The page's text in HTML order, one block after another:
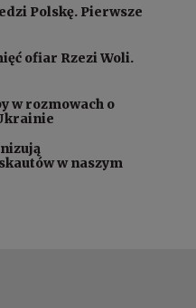
Polskę. Pierwsze
ofiar Rzezi Woli.
w rozmowach o
w naszym